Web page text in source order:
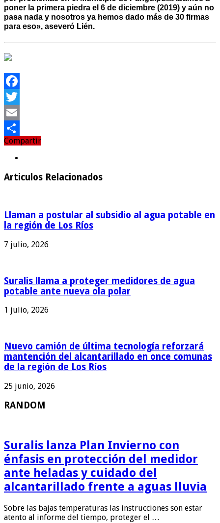
poner la primera piedra el 6 de diciembre (2019) y aún no
pasa nada y nosotros ya hemos dado más de 30 firmas
para eso», aseveró Lién.
Facebook
Twitter
Email
Compartir
Compartir
Articulos Relacionados
Llaman a postular al subsidio al agua potable en
la región de Los Ríos
7 julio, 2026
Suralis llama a proteger medidores de agua
potable ante nueva ola polar
1 julio, 2026
Nuevo camión de última tecnología reforzará
mantención del alcantarillado en once comunas
de la región de Los Ríos
25 junio, 2026
RANDOM
Suralis lanza Plan Invierno con
énfasis en protección del medidor
ante heladas y cuidado del
alcantarillado frente a aguas lluvia
Sobre las bajas temperaturas las instrucciones son estar
atento al informe del tiempo, proteger el …